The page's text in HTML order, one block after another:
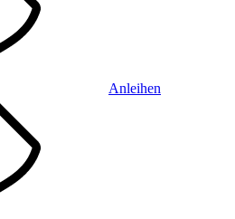
Anleihen